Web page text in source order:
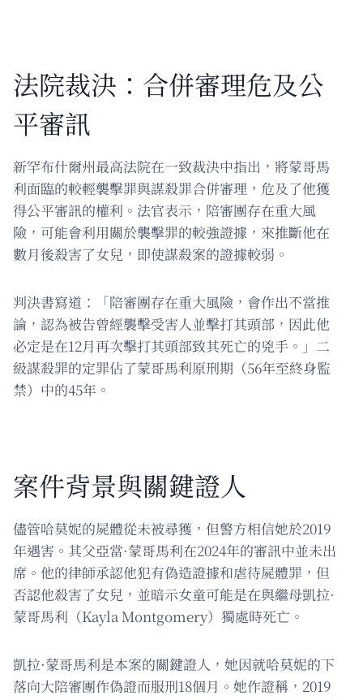
法院裁決：合併審理危及公
平審訊
新罕布什爾州最高法院在一致裁決中指出，將蒙哥馬
利面臨的較輕襲擊罪與謀殺罪合併審理，危及了他獲
得公平審訊的權利。法官表示，陪審團存在重大風
險，可能會利用關於襲擊罪的較強證據，來推斷他在
數月後殺害了女兒，即使謀殺案的證據較弱。
判決書寫道：「陪審團存在重大風險，會作出不當推
論，認為被告曾經襲擊受害人並擊打其頭部，因此他
必定是在12月再次擊打其頭部致其死亡的兇手。」二
級謀殺罪的定罪佔了蒙哥馬利原刑期（56年至終身監
禁）中的45年。
案件背景與關鍵證人
儘管哈莫妮的屍體從未被尋獲，但警方相信她於2019
年遇害。其父亞當·蒙哥馬利在2024年的審訊中並未出
席。他的律師承認他犯有偽造證據和虐待屍體罪，但
否認他殺害了女兒，並暗示女童可能是在與繼母凱拉·
蒙哥馬利（Kayla Montgomery）獨處時死亡。
凱拉·蒙哥馬利是本案的關鍵證人，她因就哈莫妮的下
落向大陪審團作偽證而服刑18個月。她作證稱，2019